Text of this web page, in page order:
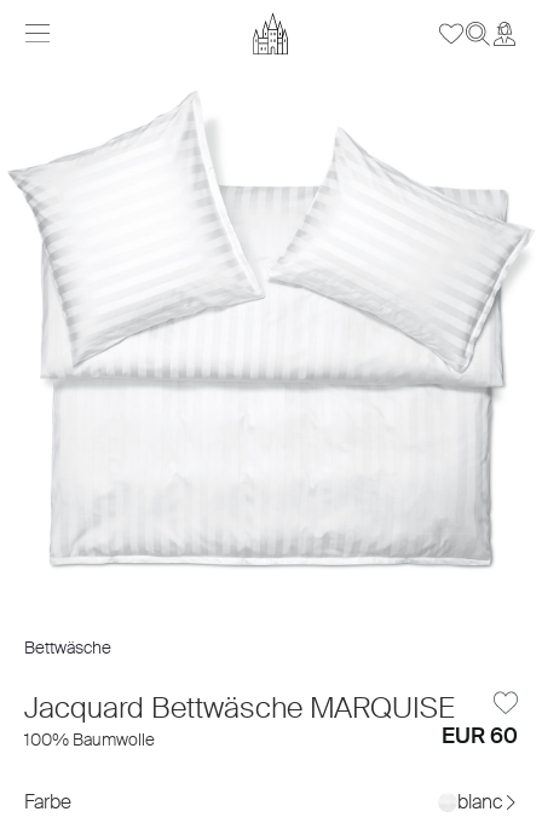
Bettwäsche
Jacquard Bettwäsche MARQUISE
100% Baumwolle EUR 60
Farbe blanc